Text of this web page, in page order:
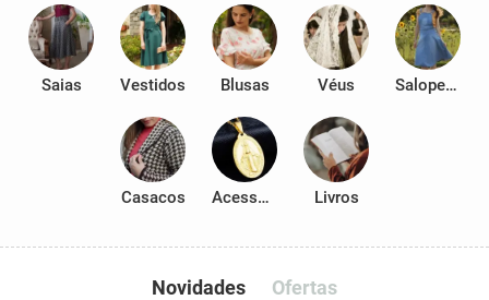
Saias Vestidos Blusas Véus Salopetes
Casacos Acessórios Livros
Novidades Ofertas